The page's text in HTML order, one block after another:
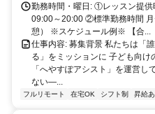
勤務時間・曜日: ①レッスン提
09:00～20:00 ②標準勤務時間
憩） ※スケジュール例※ 【合...
仕事内容: 募集背景 私たちは「
る」をミッションに 子ども向
「へやすぽアシスト」を運営
ない—...
フルリモート 在宅OK シフト制 昇給あ